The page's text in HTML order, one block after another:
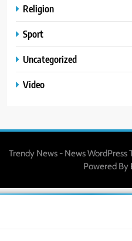
Religion
Sport
Uncategorized
Video
Trendy News - News
Powered By